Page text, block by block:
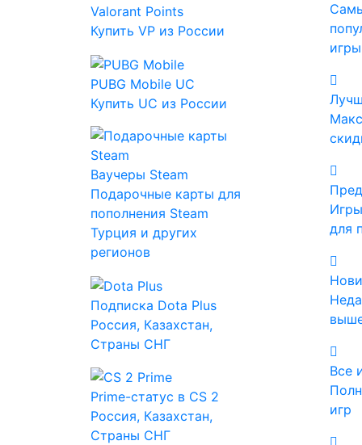
Valorant Points
Купить VP из России
PUBG Mobile UC
Купить UC из России
Ваучеры Steam
Подарочные карты для
пополнения Steam
Турция и других
регионов
Подписка Dota Plus
Россия, Казахстан,
Страны СНГ
Prime-статус в CS 2
Россия, Казахстан,
Страны СНГ
игры
для
Все
игр
Товар временно недоступен
В нашем каталогевсё ещё доступны
тысячи игр со скидками.
Оценка критиков
Об игре
Требования